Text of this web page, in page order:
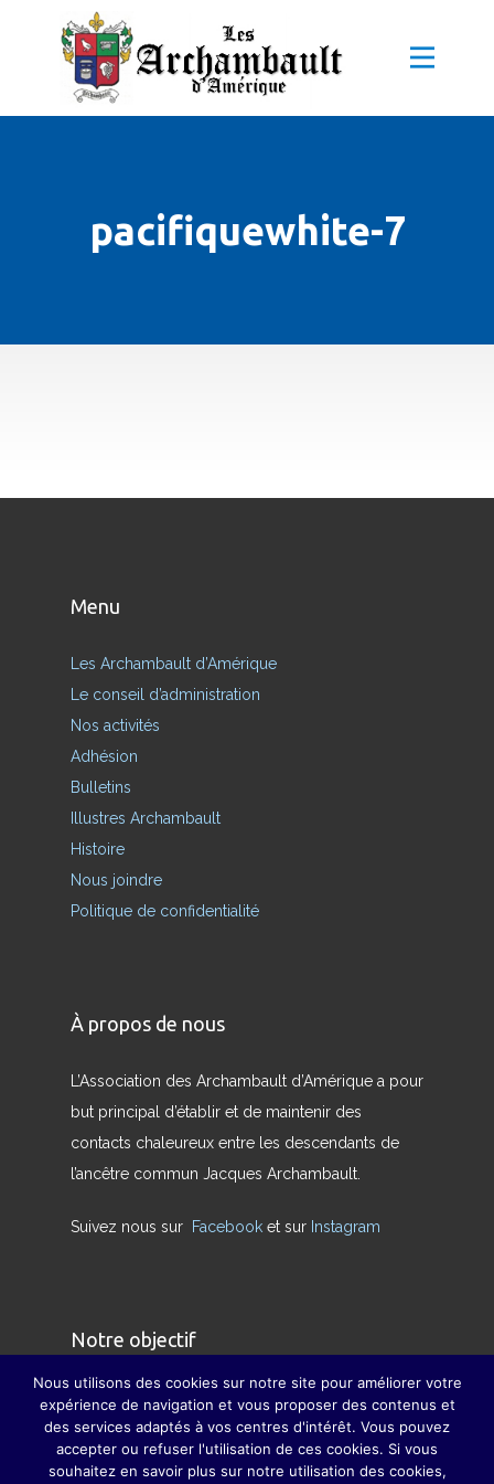
pacifiquewhite-7
Menu
Les Archambault d’Amérique
Le conseil d’administration
Nos activités
Adhésion
Bulletins
Illustres Archambault
Histoire
Nous joindre
Politique de confidentialité
À propos de nous
L’Association des Archambault d’Amérique a pour
but principal d’établir et de maintenir des
contacts chaleureux entre les descendants de
l’ancêtre commun Jacques Archambault.
Suivez nous sur Facebook et sur Instagram
Notre objectif
Nous avons pour but de redonner son sens
véritable à la famille et à pallier, dans la mesure
du possible, la disparition des grandes fêtes de
Nous utilisons des cookies sur notre site pour améliorer votre
expérience de navigation et vous proposer des contenus et
des services adaptés à vos centres d'intérêt. Vous pouvez
accepter ou refuser l'utilisation de ces cookies. Si vous
souhaitez en savoir plus sur notre utilisation des cookies,